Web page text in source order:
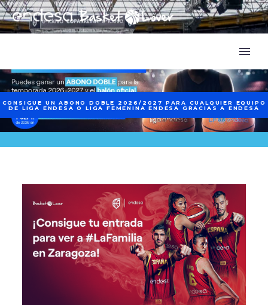
CONSIGUE UN ABONO DOBLE 2026/2027 PARA CUALQUIER EQUIPO
DE LIGA ENDESA O LIGA FEMENINA ENDESA GRACIAS A ENDESA